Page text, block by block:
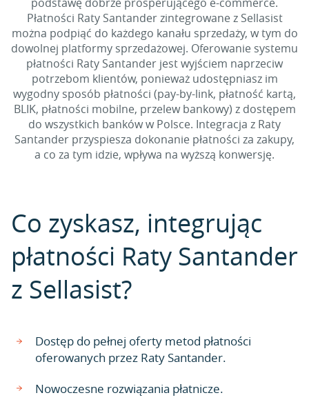
Płatności Raty Santander zintegrowane z Sellasist
można podpiąć do każdego kanału sprzedaży, w tym do
dowolnej platformy sprzedażowej. Oferowanie systemu
płatności Raty Santander jest wyjściem naprzeciw
potrzebom klientów, ponieważ udostępniasz im
wygodny sposób płatności (pay-by-link, płatność kartą,
BLIK, płatności mobilne, przelew bankowy) z dostępem
do wszystkich banków w Polsce. Integracja z Raty
Santander przyspiesza dokonanie płatności za zakupy,
a co za tym idzie, wpływa na wyższą konwersję.
Co zyskasz, integrując
płatności Raty Santander
z Sellasist?
Dostęp do pełnej oferty metod płatności
oferowanych przez Raty Santander.
Nowoczesne rozwiązania płatnicze.